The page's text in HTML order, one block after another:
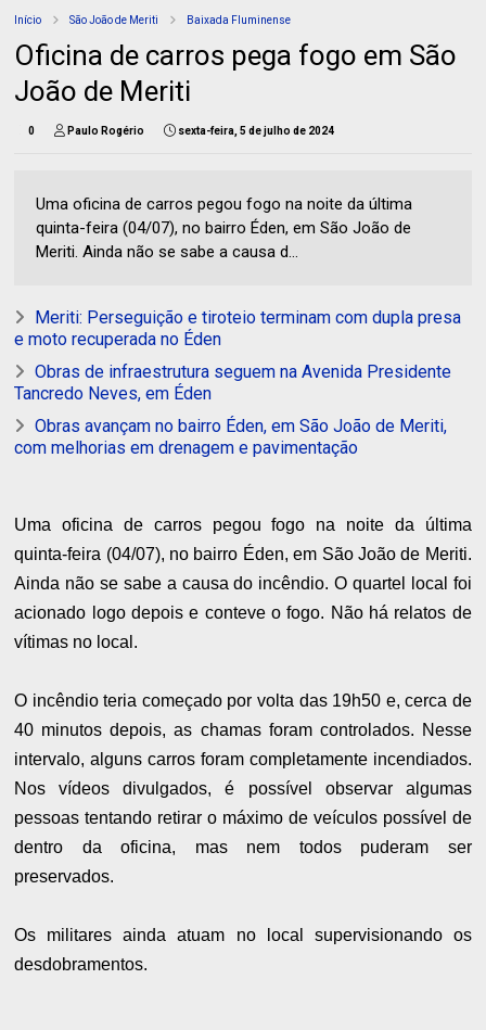
Início São João de Meriti Baixada Fluminense
Oficina de carros pega fogo em São
João de Meriti
0 Paulo Rogério sexta-feira, 5 de julho de 2024
Uma oficina de carros pegou fogo na noite da última
quinta-feira (04/07), no bairro Éden, em São João de
Meriti. Ainda não se sabe a causa d...
Meriti: Perseguição e tiroteio terminam com dupla presa
e moto recuperada no Éden
Obras de infraestrutura seguem na Avenida Presidente
Tancredo Neves, em Éden
Obras avançam no bairro Éden, em São João de Meriti,
com melhorias em drenagem e pavimentação
Uma oficina de carros pegou fogo na noite da última
quinta-feira (04/07), no bairro Éden, em São João de Meriti.
Ainda não se sabe a causa do incêndio. O quartel local foi
acionado logo depois e conteve o fogo. Não há relatos de
vítimas no local.
O incêndio teria começado por volta das 19h50 e, cerca de
40 minutos depois, as chamas foram controlados. Nesse
intervalo, alguns carros foram completamente incendiados.
Nos vídeos divulgados, é possível observar algumas
pessoas tentando retirar o máximo de veículos possível de
dentro da oficina, mas nem todos puderam ser
preservados.
Os militares ainda atuam no local supervisionando os
desdobramentos.